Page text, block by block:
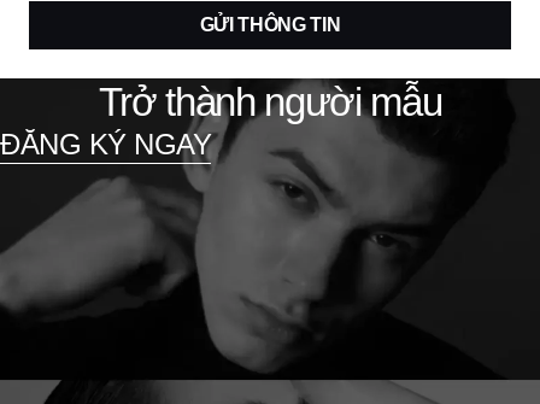
GỬI THÔNG TIN
Trở thành người mẫu
ĐĂNG KÝ NGAY